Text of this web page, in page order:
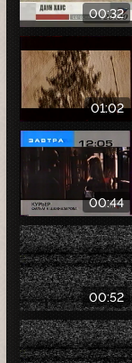
00:32
01:02
00:44
00:52